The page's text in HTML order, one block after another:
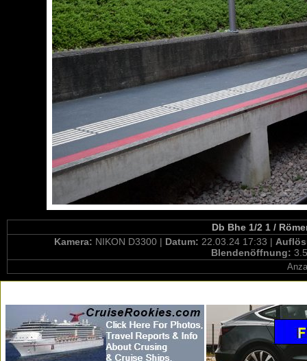
Db Bhe 1/2 1 /
Kamera: NIKON D3300 | Datum: 22.03.24 17:33 |
Blendenöffnung: